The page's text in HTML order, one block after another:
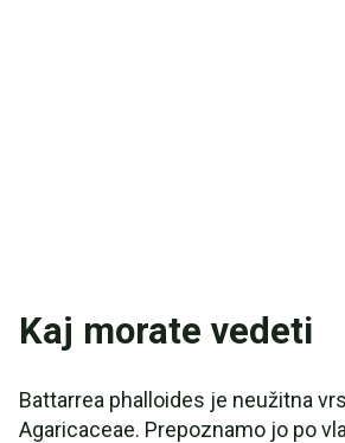
Kaj morate vedeti
Battarrea phalloides je neužitna
Agaricaceae. Prepoznamo jo po